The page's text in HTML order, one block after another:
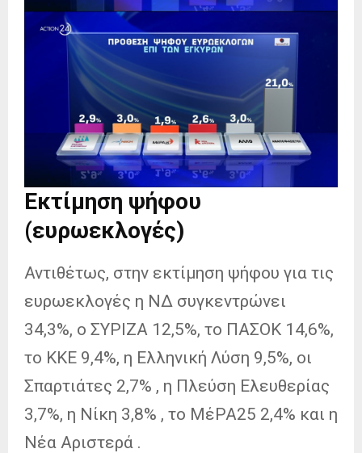
Εκτίμηση ψήφου
(ευρωεκλογές)
Αντιθέτως, στην εκτίμηση ψήφου για τις
ευρωεκλογές η ΝΔ συγκεντρώνει
34,3%, ο ΣΥΡΙΖΑ 12,5%, το ΠΑΣΟΚ 14,6%,
το ΚΚΕ 9,4%, η Ελληνική Λύση 9,5%, οι
Σπαρτιάτες 2,7% , η Πλεύση Ελευθερίας
3,7%, η Νίκη 3,8% , το ΜέΡΑ25 2,4% και η
Νέα Αριστερά .